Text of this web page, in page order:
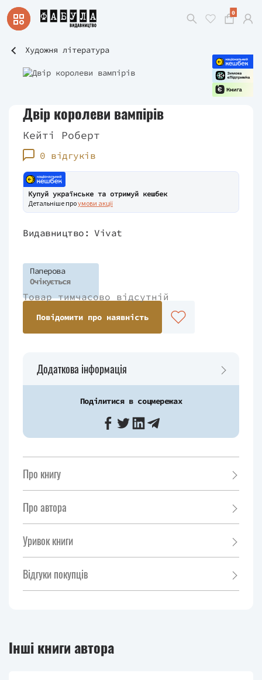
0
Художня література
Двір королеви вампірів
Кейті Роберт
0 відгуків
Купуй українське та отримуй кешбек
Детальніше проумови акції
Видавництво: Vivat
Паперова
Очікується
Товар тимчасово відсутній
Повідомити про наявність
Додаткова інформація
Поділитися в соцмережах
Про книгу
Про автора
Уривок книги
Відгуки покупців
Інші книги автора